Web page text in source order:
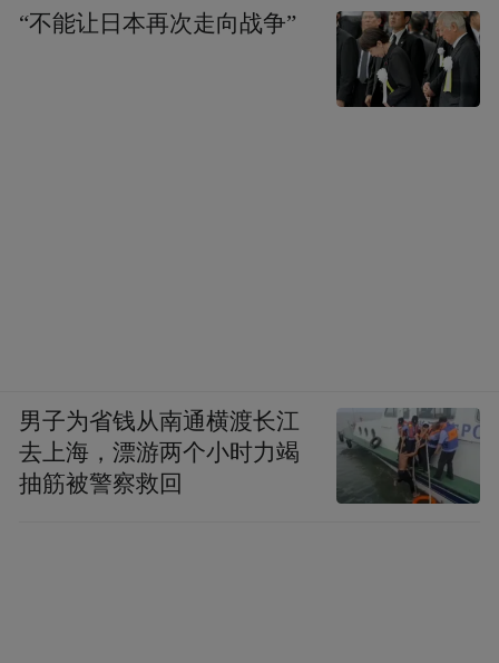
“不能让日本再次走向战争”
男子为省钱从南通横渡长江
去上海，漂游两个小时力竭
抽筋被警察救回